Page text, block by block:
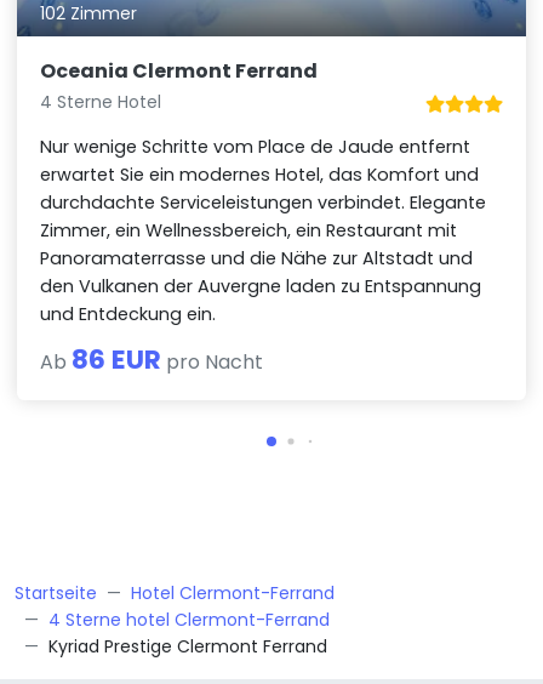
102 Zimmer
Oceania Clermont Ferrand
4 Sterne Hotel
Nur wenige Schritte vom Place de Jaude entfernt
erwartet Sie ein modernes Hotel, das Komfort und
durchdachte Serviceleistungen verbindet. Elegante
Zimmer, ein Wellnessbereich, ein Restaurant mit
Panoramaterrasse und die Nähe zur Altstadt und
den Vulkanen der Auvergne laden zu Entspannung
und Entdeckung ein.
Ab 86 EUR pro Nacht
Startseite
Hotel Clermont-Ferrand
4 Sterne hotel Clermont-Ferrand
Kyriad Prestige Clermont Ferrand